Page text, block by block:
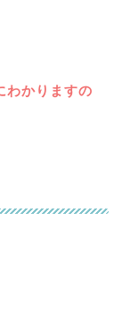
わかりますの